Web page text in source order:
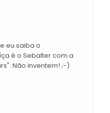
eu saiba o
é o Sebalter com a
Não inventem! ;-)